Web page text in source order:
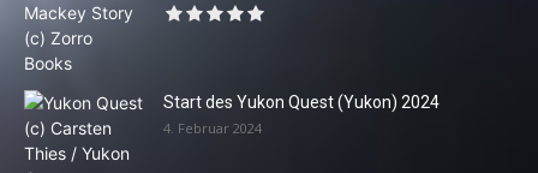
Start des Yukon Quest (Yukon) 2024
4. Februar 2024